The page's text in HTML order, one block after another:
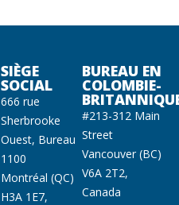
SIÈGE
SOCIAL
666 rue
Sherbrooke
Ouest, Bureau
1100
Montréal (QC)
H3A 1E7,
BUREAU EN
COLOMBIE-
#213-312 Main
Street
Vancouver (BC)
V6A 2T2,
Canada